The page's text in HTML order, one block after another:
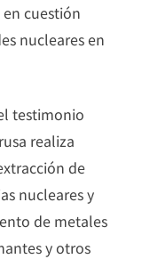
cuestión
nucleares en
testimonio
realiza
de
nucleares y
de metales
y otros